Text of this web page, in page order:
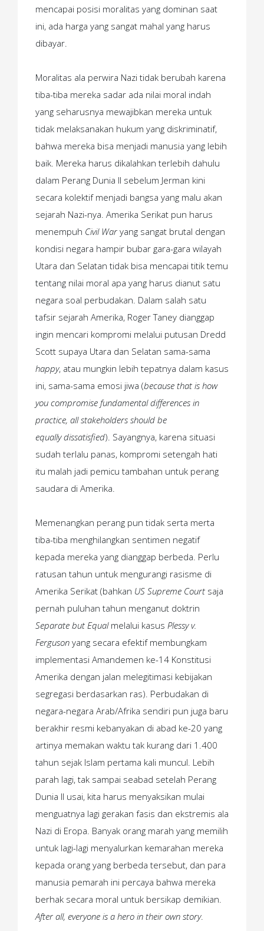
mencapai posisi moralitas yang dominan saat
ini, ada harga yang sangat mahal yang harus
dibayar.
Moralitas ala perwira Nazi tidak berubah karena
tiba-tiba mereka sadar ada nilai moral indah
yang seharusnya mewajibkan mereka untuk
tidak melaksanakan hukum yang diskriminatif,
bahwa mereka bisa menjadi manusia yang lebih
baik. Mereka harus dikalahkan terlebih dahulu
dalam Perang Dunia II sebelum Jerman kini
secara kolektif menjadi bangsa yang malu akan
sejarah Nazi-nya. Amerika Serikat pun harus
menempuh Civil War yang sangat brutal dengan
kondisi negara hampir bubar gara-gara wilayah
Utara dan Selatan tidak bisa mencapai titik temu
tentang nilai moral apa yang harus dianut satu
negara soal perbudakan. Dalam salah satu
tafsir sejarah Amerika, Roger Taney dianggap
ingin mencari kompromi melalui putusan Dredd
Scott supaya Utara dan Selatan sama-sama
happy, atau mungkin lebih tepatnya dalam kasus
ini, sama-sama emosi jiwa (because that is how
you compromise fundamental differences in
practice, all stakeholders should be
equallydissatisfied). Sayangnya, karena situasi
sudah terlalu panas, kompromi setengah hati
itu malah jadi pemicu tambahan untuk perang
saudara di Amerika.
Memenangkan perang pun tidak serta merta
tiba-tiba menghilangkan sentimen negatif
kepada mereka yang dianggap berbeda. Perlu
ratusan tahun untuk mengurangi rasisme di
Amerika Serikat (bahkan US Supreme Court saja
pernah puluhan tahun menganut doktrin
Separate but Equalmelalui kasus Plessy v.
Ferguson yang secara efektif membungkam
implementasi Amandemen ke-14 Konstitusi
Amerika dengan jalan melegitimasi kebijakan
segregasi berdasarkan ras). Perbudakan di
negara-negara Arab/Afrika sendiri pun juga baru
berakhir resmi kebanyakan di abad ke-20 yang
artinya memakan waktu tak kurang dari 1.400
tahun sejak Islam pertama kali muncul. Lebih
parah lagi, tak sampai seabad setelah Perang
Dunia II usai, kita harus menyaksikan mulai
menguatnya lagi gerakan fasis dan ekstremis ala
Nazi di Eropa. Banyak orang marah yang memilih
untuk lagi-lagi menyalurkan kemarahan mereka
kepada orang yang berbeda tersebut, dan para
manusia pemarah ini percaya bahwa mereka
berhak secara moral untuk bersikap demikian.
After all, everyone is a hero in their own story.